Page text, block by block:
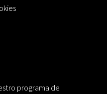
programa de